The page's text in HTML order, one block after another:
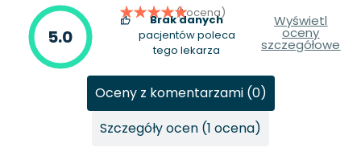
5.0
(1 ocena)
Brak danych
pacjentów poleca
tego lekarza
Wyświetl
oceny
szczegółowe
Oceny z komentarzami (0)
Szczegóły ocen (1 ocena)